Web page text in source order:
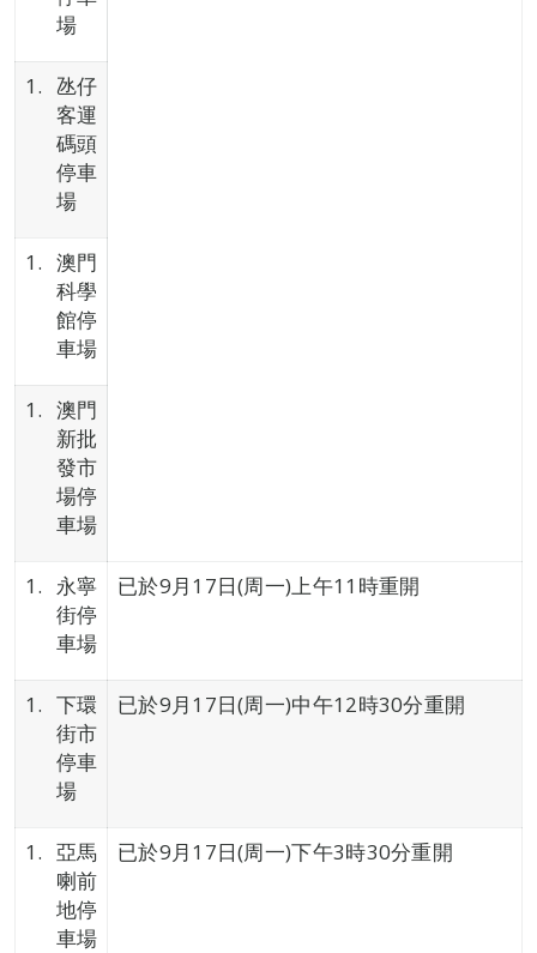
場
氹仔
客運
碼頭
停車
場
澳門
科學
館停
車場
澳門
新批
發市
場停
車場
永寧
街停
車場
已於9月17日(周一)上午11時重開
下環
街市
停車
場
已於9月17日(周一)中午12時30分重開
亞馬
喇前
地停
車場
已於9月17日(周一)下午3時30分重開